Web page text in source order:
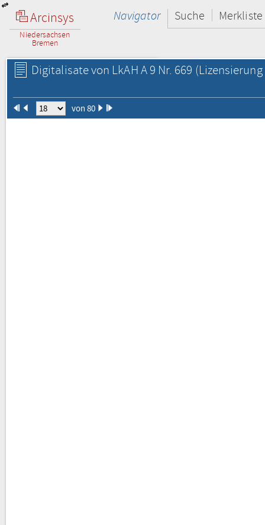
Arcinsys
Niedersachsen
Bremen
Navigator Suche Merkliste
Digitalisate von LkAH A 9 Nr. 669
von 80